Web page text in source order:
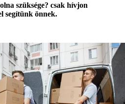
szüksége? csak hívjon
segítünk önnek.